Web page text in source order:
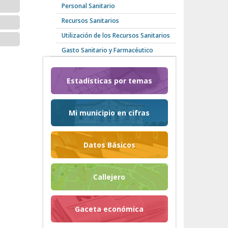
Personal Sanitario
Recursos Sanitarios
Utilización de los Recursos Sanitarios
Gasto Sanitario y Farmacéutico
Estadísticas por temas
Mi municipio en cifras
Datos Básicos
Callejero
Gaceta económica